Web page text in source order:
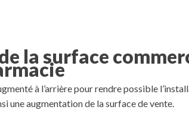
la surface
à l’arrière pour rendre possible
une augmentation de la surface de vente.